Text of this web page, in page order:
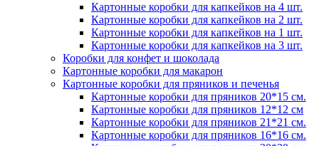
Картонные коробки для капкейков на 4 шт.
Картонные коробки для капкейков на 2 шт.
Картонные коробки для капкейков на 1 шт.
Картонные коробки для капкейков на 3 шт.
Коробки для конфет и шоколада
Картонные коробки для макарон
Картонные коробки для пряников и печенья
Картонные коробки для пряников 20*15 см.
Картонные коробки для пряников 12*12 см
Картонные коробки для пряников 21*21 см.
Картонные коробки для пряников 16*16 см.